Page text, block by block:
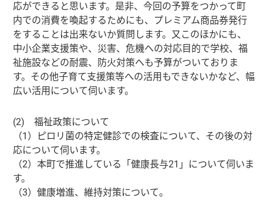
応ができると思います。是非、今回の予算をつかって町
内での消費を喚起するためにも、プレミアム商品券発行
をすることは出来ないか質問します。又このほかにも、
中小企業支援策や、災害、危機への対応目的で学校、福
祉施設などの耐震、防火対策へも予算がついておりま
す。その他子育て支援策等への活用もできないかなど、幅
広い活用について伺います。
(2) 福祉政策について
（1）ピロリ菌の特定健診での検査について、その後の対
応について伺います。
（2）本町で推進している「健康長与21」について伺いま
す。
（3）健康増進、維持対策について。